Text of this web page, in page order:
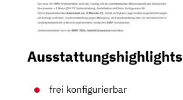
Ausstattungshighlights
frei konfigurierbar